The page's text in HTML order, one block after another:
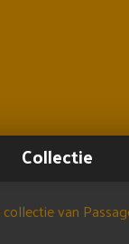
Collectie
van